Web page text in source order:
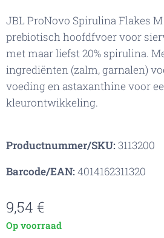
JBL ProNovo Spirulina Flakes
prebiotisch hoofdfvoer voor
met maar liefst 20% spirulina.
ingrediënten (zalm, garnalen)
voeding en astaxanthine voor
kleurontwikkeling.
Productnummer/SKU:3113200
Barcode/EAN:4014162311320
9,54 €
Op voorraad